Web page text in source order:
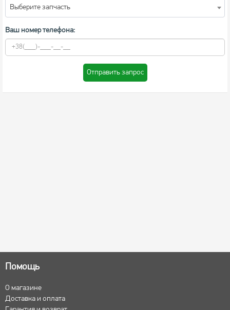
Выберите запчасть
Ваш номер телефона:
Отправить запрос
Помощь
О магазине
Доставка и оплата